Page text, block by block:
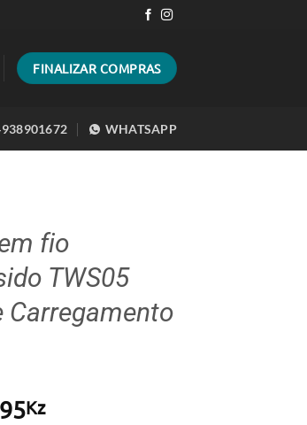
FINALIZAR COMPRAS
WHATSAPP
fio
TWS05
Carregamento
KzO